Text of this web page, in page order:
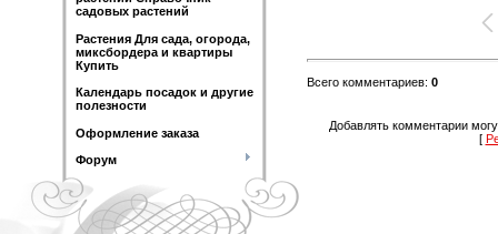
садовых растений
Растения Для сада, огорода,
миксбордера и квартиры
Купить
Календарь посадок и другие
полезности
Оформление заказа
Форум
Всего комментариев: 0
Добавлять комментарии
[